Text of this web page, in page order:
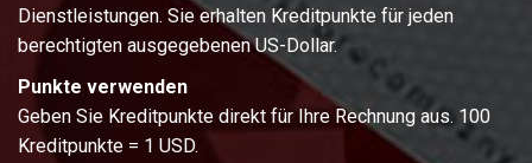
Dienstleistungen. Sie erhalten Kreditpunkte für jeden
berechtigten ausgegebenen US-Dollar.
Punkte verwenden
Geben Sie Kreditpunkte direkt für Ihre Rechnung aus. 100
Kreditpunkte = 1 USD.